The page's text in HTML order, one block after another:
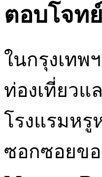
ตอบโจท
ในกรุงเท
ท่องเที่ยว
โรงแรมหรู
ซอกซอยขอ